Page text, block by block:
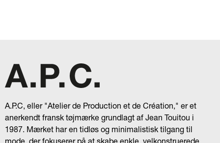
A.P.C, eller "Atelier de Production et de Création," er et
anerkendt fransk tøjmærke grundlagt af Jean Touitou i
1987. Mærket har en tidløs og minimalistisk tilgang til
mode, der fokuserer på at skabe enkle, velkonstruerede